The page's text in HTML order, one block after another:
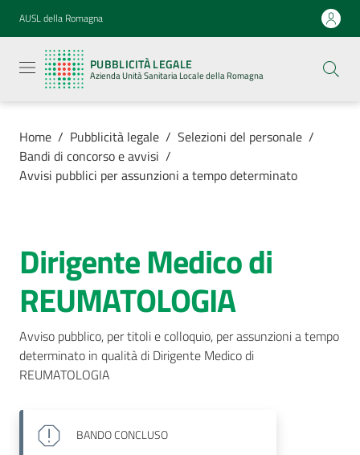
Vai al contenuto
Vai alla navigazione
Vai al footer
AUSL della Romagna
PUBBLICITÀ LEGALE
Azienda Unità Sanitaria Locale della Romagna
legale
Azienda
Unità
Locale della
Servizi
Luoghi di
AUSL
Home / Pubblicità legale / Selezioni del personale /
Bandi di concorso e avvisi /
Avvisi pubblici per assunzioni a tempo determinato
Salta al contenuto
Dirigente Medico di
REUMATOLOGIA
Avviso pubblico, per titoli e colloquio, per assunzioni a tempo
determinato in qualità di Dirigente Medico di
REUMATOLOGIA
BANDOCONCLUSO